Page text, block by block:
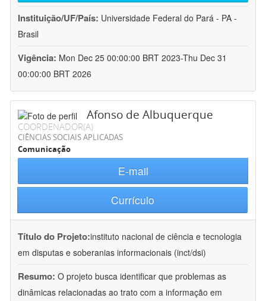
Instituição/UF/País: Universidade Federal do Pará - PA -
Brasil
Vigência: Mon Dec 25 00:00:00 BRT 2023-Thu Dec 31
00:00:00 BRT 2026
Afonso de Albuquerque
COORDENADOR(A)
CIÊNCIAS SOCIAIS APLICADAS
Comunicação
E-mail
Currículo
Título do Projeto:instituto nacional de ciência e tecnologia
em disputas e soberanias informacionais (inct/dsi)
Resumo: O projeto busca identificar que problemas as
dinâmicas relacionadas ao trato com a informação em